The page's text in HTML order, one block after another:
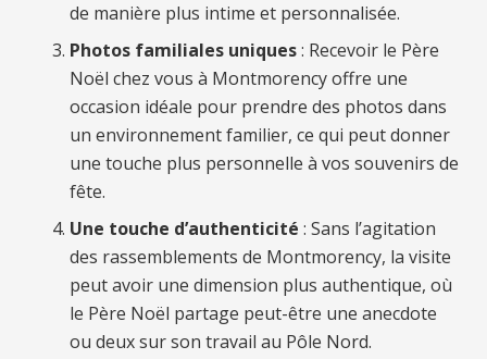
de manière plus intime et personnalisée.
Photos familiales uniques: Recevoir le Père
Noël chez vous à Montmorency offre une
occasion idéale pour prendre des photos dans
un environnement familier, ce qui peut donner
une touche plus personnelle à vos souvenirs de
fête.
Une touche d’authenticité : Sans l’agitation
des rassemblements de Montmorency, la visite
peut avoir une dimension plus authentique, où
le Père Noël partage peut-être une anecdote
ou deux sur son travail au Pôle Nord.